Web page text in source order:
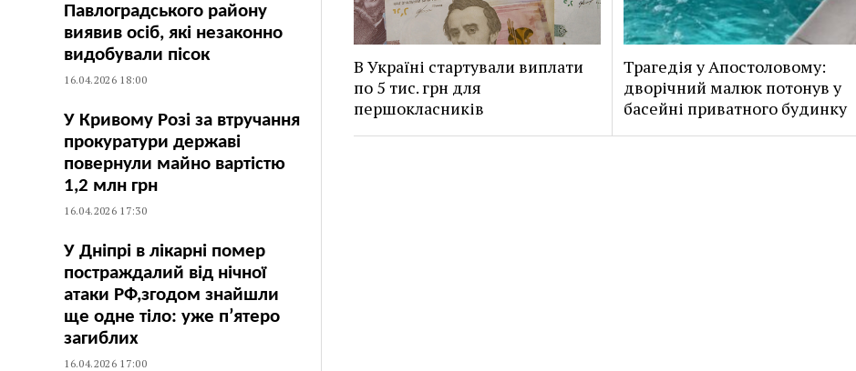
Павлоградського району
виявив осіб, які незаконно
видобували пісок
16.04.2026 18:00
У Кривому Розі за втручання
прокуратури державі
повернули майно вартістю
1,2 млн грн
16.04.2026 17:30
У Дніпрі в лікарні помер
постраждалий від нічної
атаки РФ,згодом знайшли
ще одне тіло: уже п’ятеро
загиблих
16.04.2026 17:00
В Україні стартували виплати
по 5 тис. грн для
першокласників
Трагедія у Апостоловому:
дворічний малюк потонув у
басейні приватного будинку